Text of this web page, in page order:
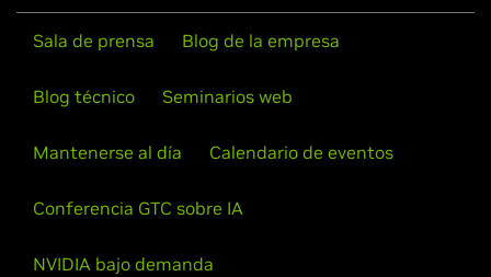
Sala de prensa Blog de la empresa
Blog técnico Seminarios web
Mantenerse al día Calendario de eventos
Conferencia GTC sobre IA
NVIDIA bajo demanda